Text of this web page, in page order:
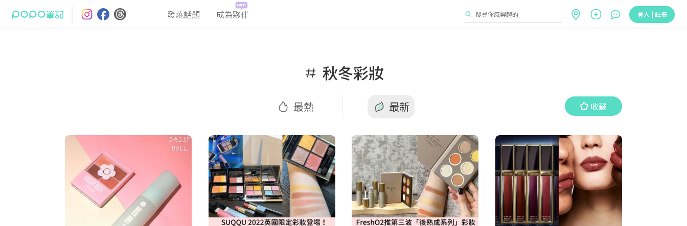
發燒話題 成為夥伴 登入 | 註冊
秋冬彩妝
最熱 最新 收藏
最熱 收藏